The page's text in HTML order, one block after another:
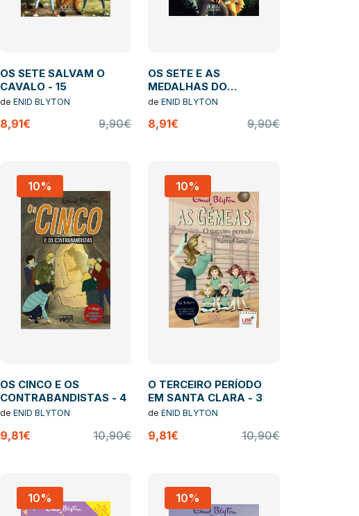
OS SETE SALVAM O
CAVALO - 15
de ENID BLYTON
8,91€ 9,90€
OS SETE E AS
MEDALHAS DO
GENERAL 14
deENID BLYTON
8,91€ 9,90€
10%
OS CINCO E OS
CONTRABANDISTAS - 4
de ENID BLYTON
9,81€ 10,90€
10%
O TERCEIRO PERÍODO
EM SANTA CLARA - 3
deENID BLYTON
9,81€ 10,90€
10% 10%